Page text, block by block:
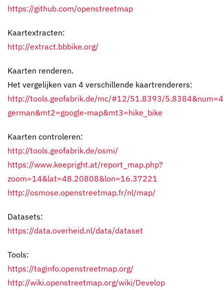
https://github.com/openstreetmap
Kaartextracten:
http://extract.bbbike.org/
Kaarten renderen.
Het vergelijken van 4 verschillende kaartrenderers:
http://tools.geofabrik.de/mc/#12/51.8393/
german&mt2=google-map&mt3=hike_bike
Kaarten controleren:
http://tools.geofabrik.de/osmi/
https://www.keepright.at/report_map.php?
zoom=14&lat=48.20808&lon=16.37221
http://osmose.openstreetmap.fr/nl/map/
Datasets:
https://data.overheid.nl/data/dataset
Tools:
https://taginfo.openstreetmap.org/
http://wiki.openstreetmap.org/wiki/Develop